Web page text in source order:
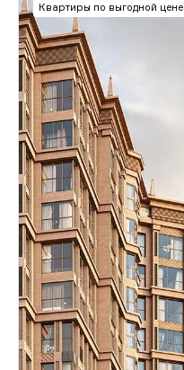
Квартиры по выгодной цене